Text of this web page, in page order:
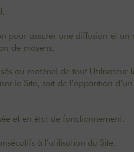
assurer une diffusion et un
de moyens.
au matériel de tout Utilisateur
le Site, soit de l’apparition
et en état de fonctionnement.
à l’utilisation du Site.